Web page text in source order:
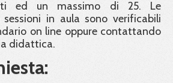
ed un massimo di 25. Le
in aula sono verificabili
on line oppure contattando
didattica.